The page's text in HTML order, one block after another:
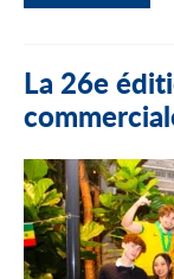
La 26e